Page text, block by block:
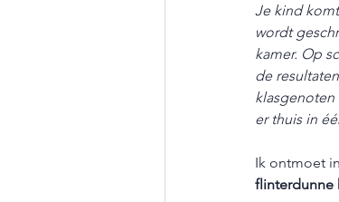
Je kind
wordt
kamer. Op
de
klasgenoten
er thuis in
Ik ontmoet
flinterdunne